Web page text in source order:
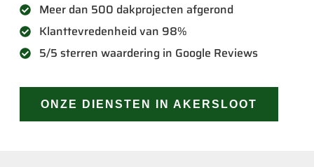
Meer dan 500 dakprojecten afgerond
Klanttevredenheid van 98%
5/5 sterren waardering in Google Reviews
ONZE DIENSTEN IN AKERSLOOT